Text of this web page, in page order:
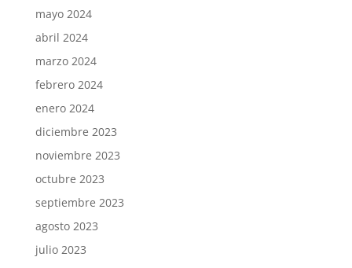
mayo 2024
abril 2024
marzo 2024
febrero 2024
enero 2024
diciembre 2023
noviembre 2023
octubre 2023
septiembre 2023
agosto 2023
julio 2023